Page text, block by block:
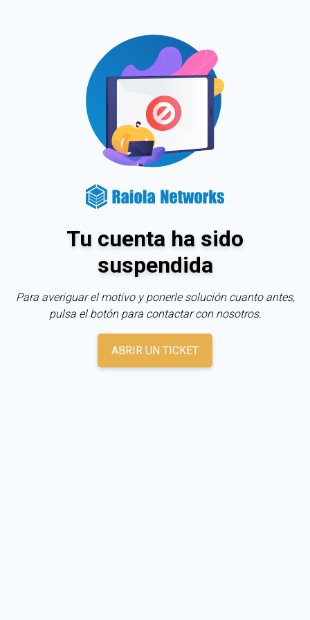
Tu cuenta ha sido
suspendida
Para averiguar el motivo y ponerle solución cuanto antes,
pulsa el botón para contactar con nosotros.
ABRIR UN TICKET